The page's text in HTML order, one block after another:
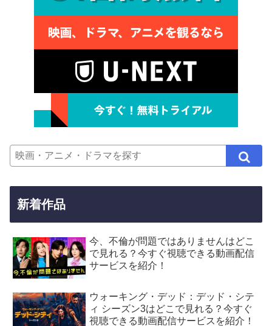
新着作品
今、不倫が問題ではありませんはどこ
で見れる？今すぐ視聴できる動画配信
サービスを紹介！
ウォーキング・デッド：デッド・シテ
ィ シーズン3はどこで見れる？今すぐ
視聴できる動画配信サービスを紹介！